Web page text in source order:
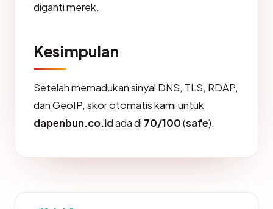
diganti merek.
Kesimpulan
Setelah memadukan sinyal DNS, TLS, RDAP,
dan GeoIP, skor otomatis kami untuk
dapenbun.co.idada di 70/100(safe).